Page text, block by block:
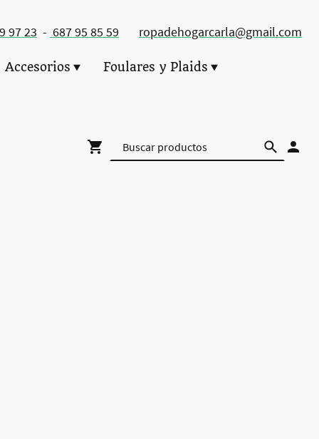
97 23 - 687 95 85 59 ropadehogarcarla@gmail.com
Accesorios Foulares y Plaids